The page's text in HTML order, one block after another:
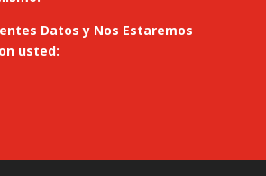
Datos y Nos Estaremos
usted: